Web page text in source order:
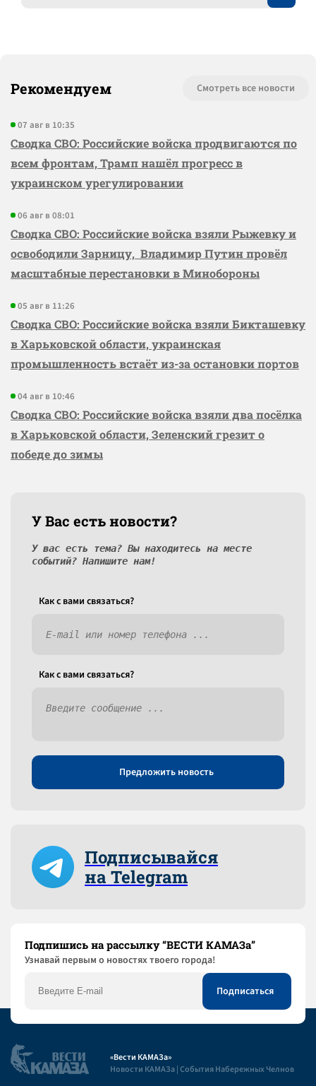
Рекомендуем Смотреть все новости
07 авг в 10:35
Сводка СВО: Российские войска продвигаются по
всем фронтам, Трамп нашёл прогресс в
украинском урегулировании
06 авг в 08:01
Сводка СВО: Российские войска взяли Рыжевку и
освободили Зарницу, Владимир Путин провёл
масштабные перестановки в Минобороны
05 авг в 11:26
Сводка СВО: Российские войска взяли Бикташевку
в Харьковской области, украинская
промышленность встаёт из-за остановки портов
04 авг в 10:46
Сводка СВО: Российские войска взяли два посёлка
в Харьковской области, Зеленский грезит о
победе до зимы
У Вас есть новости?
У вас есть тема? Вы находитесь на месте
событий? Напишите нам!
Как c вами связаться?
Как c вами связаться?
Предложить новость
Подписывайся
на Telegram
Подпишись на рассылку “ВЕСТИ КАМАЗа”
Узнaвай первым о новостях твоего города!
«Вести КАМАЗа»
Новости КАМАЗа | События Набережных Челнов